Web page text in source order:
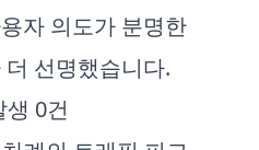
자 의도가 분명한
선명했습니다.
0건